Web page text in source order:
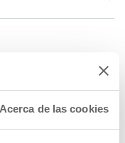
Acerca de las cookies
PRODUCTO